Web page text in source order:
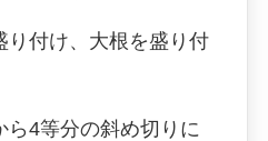
り付け、大根を盛り付
ら4等分の斜め切りに